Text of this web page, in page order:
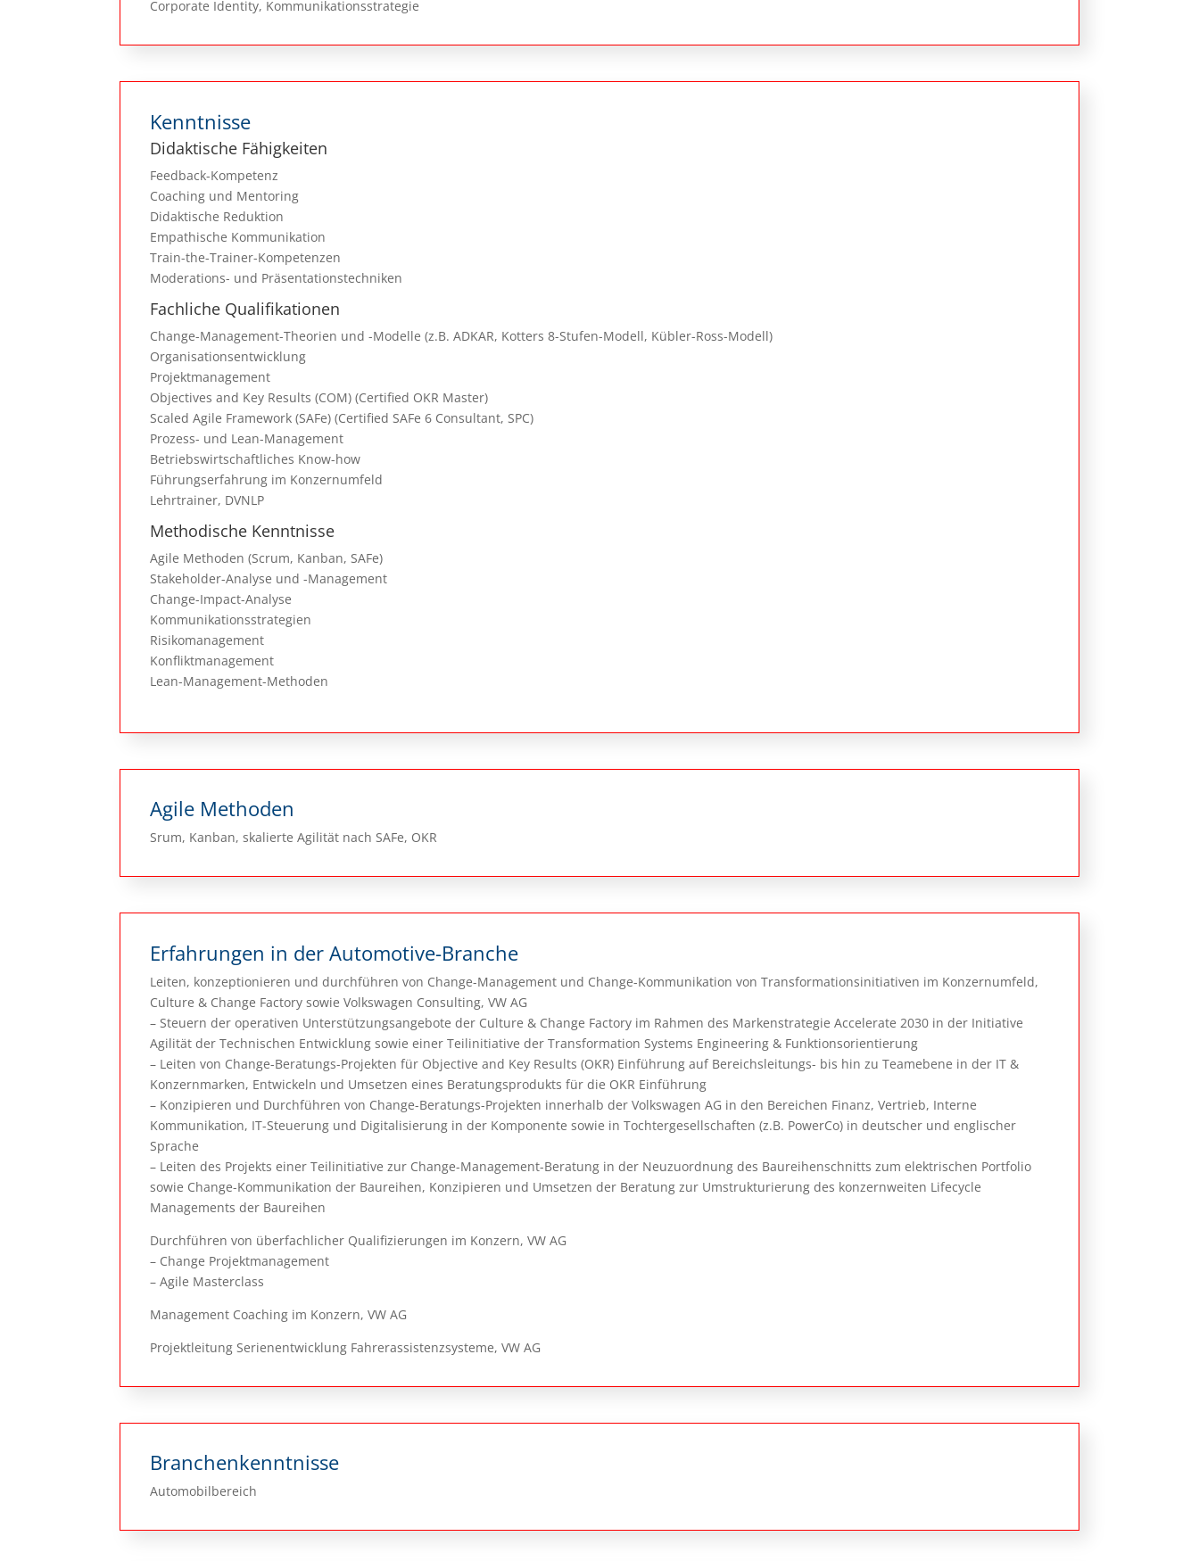
Corporate Identity, Kommunikationsstrategie
Kenntnisse
Didaktische Fähigkeiten
Feedback-Kompetenz
Coaching und Mentoring
Didaktische Reduktion
Empathische Kommunikation
Train-the-Trainer-Kompetenzen
Moderations- und Präsentationstechniken
Fachliche Qualifikationen
Change-Management-Theorien und -Modelle (z.B. ADKAR, Kotters 8-Stufen-Modell, Kübler-Ross-Modell)
Organisationsentwicklung
Projektmanagement
Objectives and Key Results (COM) (Certified OKR Master)
Scaled Agile Framework (SAFe) (Certified SAFe 6 Consultant, SPC)
Prozess- und Lean-Management
Betriebswirtschaftliches Know-how
Führungserfahrung im Konzernumfeld
Lehrtrainer, DVNLP
Methodische Kenntnisse
Agile Methoden (Scrum, Kanban, SAFe)
Stakeholder-Analyse und -Management
Change-Impact-Analyse
Kommunikationsstrategien
Risikomanagement
Konfliktmanagement
Lean-Management-Methoden
Agile Methoden
Srum, Kanban, skalierte Agilität nach SAFe, OKR
Erfahrungen in der Automotive-Branche
Leiten, konzeptionieren und durchführen von Change-Management und Change-Kommunikation von Transformationsinitiativen im Konzernumfeld,
Culture & Change Factory sowie Volkswagen Consulting, VW AG
– Steuern der operativen Unterstützungsangebote der Culture & Change Factory im Rahmen des Markenstrategie Accelerate 2030 in der Initiative
Agilität der Technischen Entwicklung sowie einer Teilinitiative der Transformation Systems Engineering & Funktionsorientierung
– Leiten von Change-Beratungs-Projekten für Objective and Key Results (OKR) Einführung auf Bereichsleitungs- bis hin zu Teamebene in der IT &
Konzernmarken, Entwickeln und Umsetzen eines Beratungsprodukts für die OKR Einführung
– Konzipieren und Durchführen von Change-Beratungs-Projekten innerhalb der Volkswagen AG in den Bereichen Finanz, Vertrieb, Interne
Kommunikation, IT-Steuerung und Digitalisierung in der Komponente sowie in Tochtergesellschaften (z.B. PowerCo) in deutscher und englischer
Sprache
– Leiten des Projekts einer Teilinitiative zur Change-Management-Beratung in der Neuzuordnung des Baureihenschnitts zum elektrischen Portfolio
sowie Change-Kommunikation der Baureihen, Konzipieren und Umsetzen der Beratung zur Umstrukturierung des konzernweiten Lifecycle
Managements der Baureihen
Durchführen von überfachlicher Qualifizierungen im Konzern, VW AG
– Change Projektmanagement
– Agile Masterclass
Management Coaching im Konzern, VW AG
Projektleitung Serienentwicklung Fahrerassistenzsysteme, VW AG
Branchenkenntnisse
Automobilbereich